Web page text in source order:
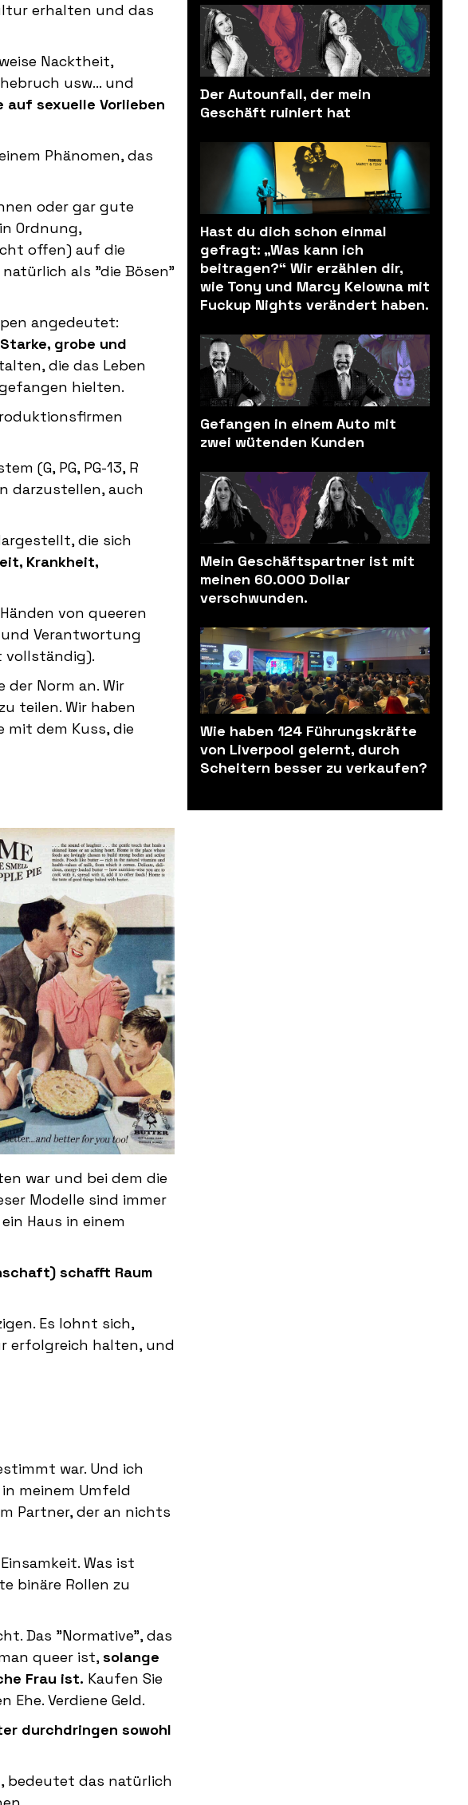
erhalten und das
Nacktheit,
usw... und
auf sexuelle Vorlieben
Phänomen, das
oder gar gute
Ordnung,
offen) auf die
als "die Bösen"
angedeutet:
grobe und
die das Leben
hielten.
(G, PG, PG-13, R
darzustellen, auch
die sich
Krankheit,
von queeren
Verantwortung
vollständig).
Norm an. Wir
teilen. Wir haben
mit dem Kuss, die
war und bei dem die
Modelle sind immer
Haus in einem
schafft Raum
Es lohnt sich,
erfolgreich halten, und
war. Und ich
meinem Umfeld
Partner, der an nichts
Was ist
binäre Rollen zu
Das "Normative", das
queer ist,solange
Frau ist. Kaufen Sie
Verdiene Geld.
durchdringen sowohl
bedeutet das natürlich
Der Autounfall, der mein
Geschäft ruiniert hat
Hast du dich schon einmal
gefragt: „Was kann ich
beitragen?“ Wir erzählen dir,
wie Tony und Marcy Kelowna mit
Fuckup Nights verändert haben.
Gefangen in einem Auto mit
zwei wütenden Kunden
Mein Geschäftspartner ist mit
meinen 60.000 Dollar
verschwunden.
Wie haben 124 Führungskräfte
von Liverpool gelernt, durch
Scheitern besser zu verkaufen?